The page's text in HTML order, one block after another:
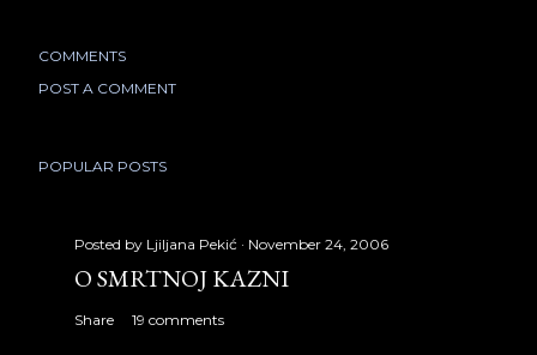
COMMENTS
POST A COMMENT
POPULAR POSTS
Posted by Ljiljana Pekić November 24, 2006
O SMRTNOJ KAZNI
Share 19 comments